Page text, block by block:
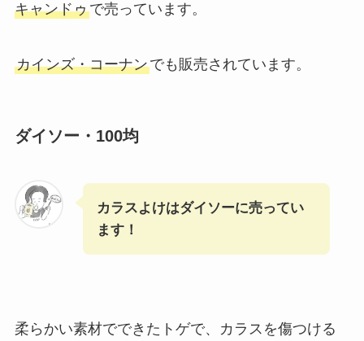
キャンドゥで売っています。
カインズ・コーナンでも販売されています。
ダイソー・100均
カラスよけはダイソーに売ってい
ます！
柔らかい素材でできたトゲで、カラスを傷つける